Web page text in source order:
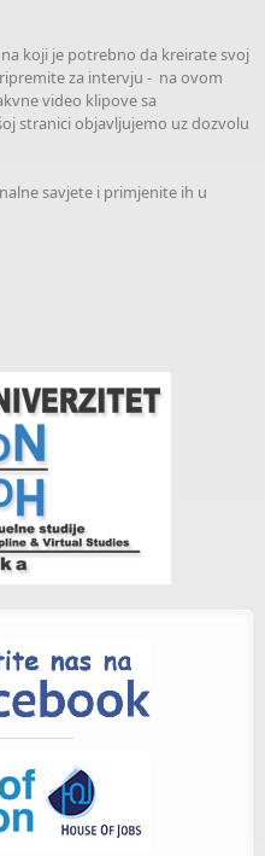
koji je potrebno da kreirate svoj
za intervju - na ovom
video klipove sa
stranici objavljujemo uz dozvolu
savjete i primjenite ih u